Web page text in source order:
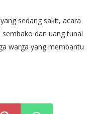
sedang sakit, acara
dan uang tunai
warga yang membantu